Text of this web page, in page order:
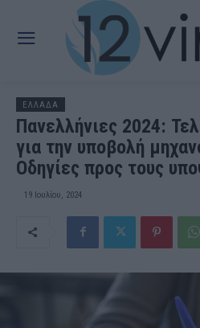
ΕΛΛΑΔΑ
Πανελλήνιες 2024:
για την υποβολή
Οδηγίες προς τους
19 Ιουλίου, 2024